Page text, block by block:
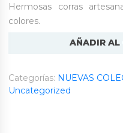
Hermosas corras
colores.
AÑADIR AL
Categorías: NUEVAS
Uncategorized